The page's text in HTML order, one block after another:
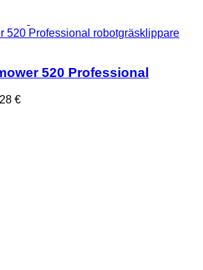
520 Professional robotgräsklippare
520 Professional
€